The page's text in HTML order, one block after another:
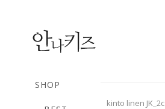
SHOP
kinto linen JK_2c